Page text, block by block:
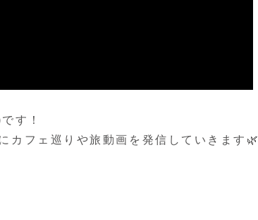
す！
カフェ巡りや旅動画を発信していきます🌿